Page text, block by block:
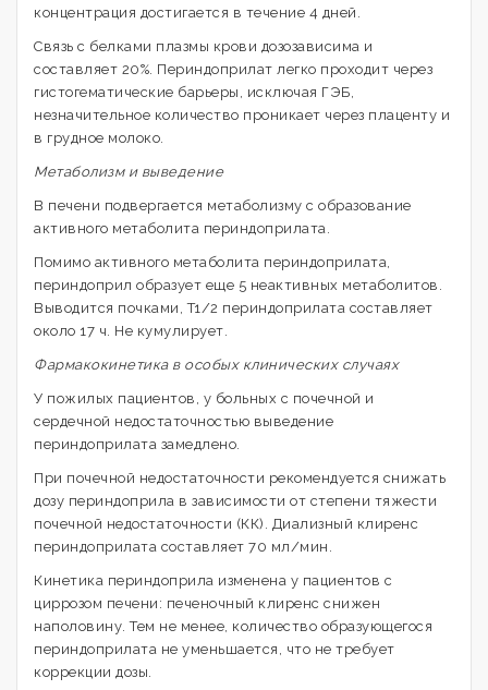
концентрация достигается в течение 4 дней.
Связь с белками плазмы крови дозозависима и
составляет 20%. Периндоприлат легко проходит через
гистогематические барьеры, исключая ГЭБ,
незначительное количество проникает через плаценту и
в грудное молоко.
Метаболизм и выведение
В печени подвергается метаболизму с образование
активного метаболита периндоприлата.
Помимо активного метаболита периндоприлата,
периндоприл образует еще 5 неактивных метаболитов.
Выводится почками, T1/2 периндоприлата составляет
около 17 ч. Не кумулирует.
Фармакокинетика в особых клинических случаях
У пожилых пациентов, у больных с почечной и
сердечной недостаточностью выведение
периндоприлата замедлено.
При почечной недостаточности рекомендуется снижать
дозу периндоприла в зависимости от степени тяжести
почечной недостаточности (КК). Диализный клиренс
периндоприлата составляет 70 мл/мин.
Кинетика периндоприла изменена у пациентов с
циррозом печени: печеночный клиренс снижен
наполовину. Тем не менее, количество образующегося
периндоприлата не уменьшается, что не требует
коррекции дозы.